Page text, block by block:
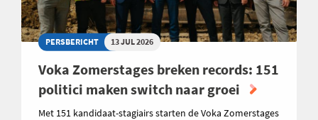
PERSBERICHT 13 JUL 2026
Voka Zomerstages breken records: 151
politici maken switch naar groei
Met 151 kandidaat-stagiairs starten de Voka Zomerstages